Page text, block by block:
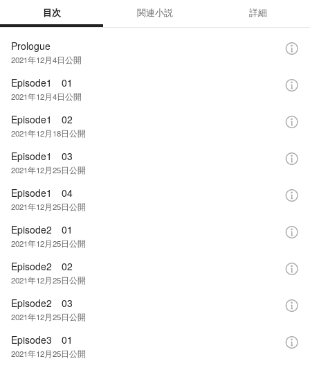
目次 関連小説 詳細
Prologue
2021年12月4日公開
Episode1 01
2021年12月4日公開
Episode1 02
2021年12月18日公開
Episode1 03
2021年12月25日公開
Episode1 04
2021年12月25日公開
Episode2 01
2021年12月25日公開
Episode2 02
2021年12月25日公開
Episode2 03
2021年12月25日公開
Episode3 01
2021年12月25日公開